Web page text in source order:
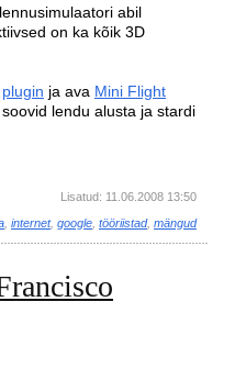
abil
on ka kõik 3D
plugin ja ava Mini Flight
lendu alusta ja stardi
Lisatud: 11.06.2008 13:50
internet, google tööriistad, mängud